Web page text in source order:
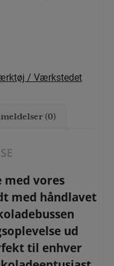
/ Værkstedet
(0)
med vores
med håndlavet
ud
til enhver